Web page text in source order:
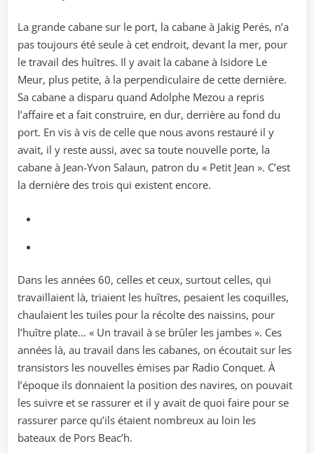
La grande cabane sur le port, la cabane à Jakig Perés, n’a
pas toujours été seule à cet endroit, devant la mer, pour
le travail des huîtres. Il y avait la cabane à Isidore Le
Meur, plus petite, à la perpendiculaire de cette dernière.
Sa cabane a disparu quand Adolphe Mezou a repris
l’affaire et a fait construire, en dur, derrière au fond du
port. En vis à vis de celle que nous avons restauré il y
avait, il y reste aussi, avec sa toute nouvelle porte, la
cabane à Jean-Yvon Salaun, patron du « Petit Jean ». C’est
la dernière des trois qui existent encore.
Dans les années 60, celles et ceux, surtout celles, qui
travaillaient là, triaient les huîtres, pesaient les coquilles,
chaulaient les tuiles pour la récolte des naissins, pour
l’huître plate… « Un travail à se brûler les jambes ». Ces
années là, au travail dans les cabanes, on écoutait sur les
transistors les nouvelles émises par Radio Conquet. À
l’époque ils donnaient la position des navires, on pouvait
les suivre et se rassurer et il y avait de quoi faire pour se
rassurer parce qu’ils étaient nombreux au loin les
bateaux de Pors Beac’h.